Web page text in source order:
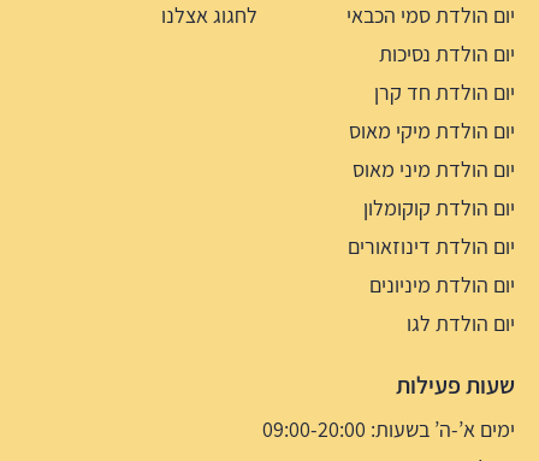
יום הולדת סמי הכבאי
יום הולדת נסיכות
יום הולדת חד קרן
יום הולדת מיקי מאוס
יום הולדת מיני מאוס
יום הולדת קוקומלון
יום הולדת דינוזאורים
יום הולדת מיניונים
יום הולדת לגו
לחגוג אצלנו
שעות פעילות
ימים א’-ה’ בשעות: 09:00-20:00